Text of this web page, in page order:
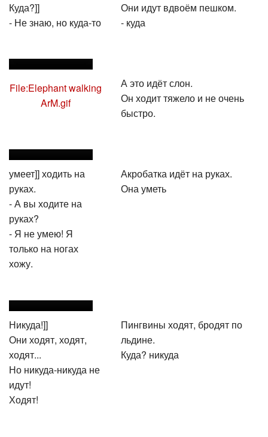
Куда?]]
- Не знаю, но куда-то
Они идут вдвоём пешком.
- куда
File:Elephant walking
ArM.gif
А это идёт слон.
Он ходит тяжело и не очень
быстро.
умеет]] ходить на
руках.
- А вы ходите на
руках?
- Я не умею! Я
только на ногах
хожу.
Акробатка идёт на руках.
Она уметь
Никуда!]]
Они ходят, ходят,
ходят...
Но никуда-никуда не
идут!
Ходят!
Пингвины ходят, бродят по
льдине.
Куда? никуда